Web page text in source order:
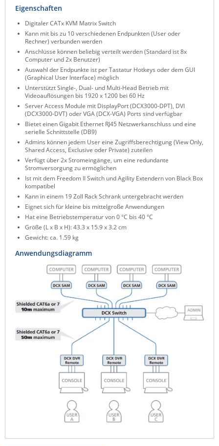
Teltonika
Unwired Networks
Vision
WATTECO
Westermo
Yuasa
ZPE Systems
News zu unseren Herstellern
Eigenschaften
Digitaler CATx KVM Matrix Switch
Kann mit bis zu 10 verschiedenen Endpunkten (User oder
Rechner) verbunden werden
Anschlüsse können beliebig verteilt werden (Standard ist 8x
Computer und 2x Benutzer)
Auswahl der Endpunkte ist per Tastatur Hotkeys oder dem GUI
(Graphical User Interface) möglich
Unterstützt Single-, Dual- und Multi-Head Betrieb mit
Videoauflösungen bis 1920 x 1200 bei 60 Hz
Server Access Module mit DisplayPort (DCX3000-DPT), DVI
(DCX3000-DVT) oder VGA (DCX-VGA) Ports sind verfügbar
Bietet einen Gigabit Ethernet RJ45 Netzwerkanschluss und eine
serielle Schnittstelle (DB9)
Admins können jedem User eine Zugriffsberechtigung (View Only,
Shared Access, Exclusive oder Private) zuteilen
Verfügt über 2x Stromeingänge, um eine redundante
Stromversorgung zu ermöglichen
Ist mit dem Freedom II Switch und Agility Extendern von Black Box
kompatibel
Kann in einem 19 Zoll Rack Schrank untergebracht werden
Eignet sich für kleine bis mittelgroße Anwendungen
Hat eine Betriebstemperatur von 0 °C bis 40 °C
Größe (L x B x H): 43.3 x 15.9 x 3.2 cm
Gewicht: ca. 1.59 kg
Anwendungsdiagramm